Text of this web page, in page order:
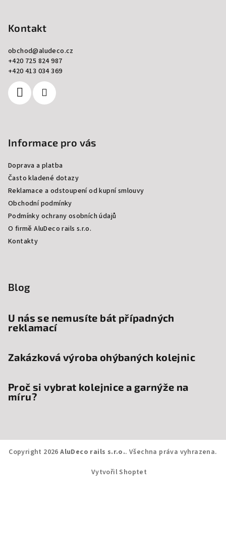
Kontakt
obchod@aludeco.cz
+420 725 824 987
+420 413 034 369
Informace pro vás
Doprava a platba
Často kladené dotazy
Reklamace a odstoupení od kupní smlouvy
Obchodní podmínky
Podmínky ochrany osobních údajů
O firmě AluDeco rails s.r.o.
Kontakty
Blog
U nás se nemusíte bát případných
reklamací
Zakázková výroba ohýbaných kolejnic
Proč si vybrat kolejnice a garnýže na
míru?
Copyright 2026AluDeco rails s.r.o.. Všechna práva vyhrazena.
Vytvořil Shoptet